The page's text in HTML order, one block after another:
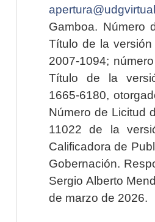
Gamboa. Número
Título de la versión
2007-1094;
Título de la
1665-6180,
Número de Licitud
11022 de la
Calificadora de
Gobernación.
Sergio Alberto
de marzo de 2026.